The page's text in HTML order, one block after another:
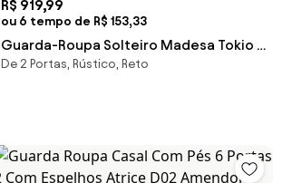
R$ 919,99
ou 6 tempo de R$ 153,33
Guarda-Roupa Solteiro Madesa Tokio 2
Portas de Correr 2 Gavetas
De 2 Portas, Rústico, Reto